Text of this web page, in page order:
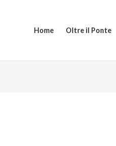
Home Oltre il Ponte